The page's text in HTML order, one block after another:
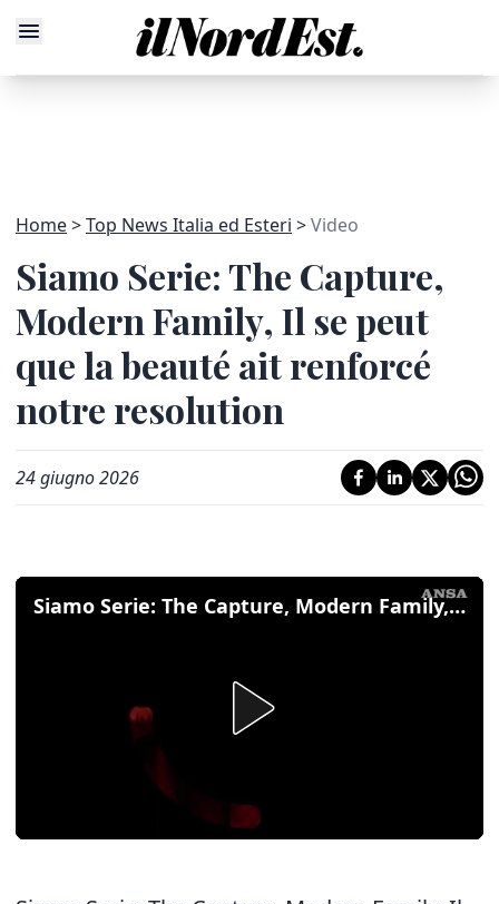
Home Top News Italia ed Esteri Video
Siamo Serie: The Capture,
Modern Family, Il se peut
que la beauté ait renforcé
notre resolution
24 giugno 2026
Siamo Serie: The Capture, Modern Family, Il se peut que la beauté ait renforcé notre resolution